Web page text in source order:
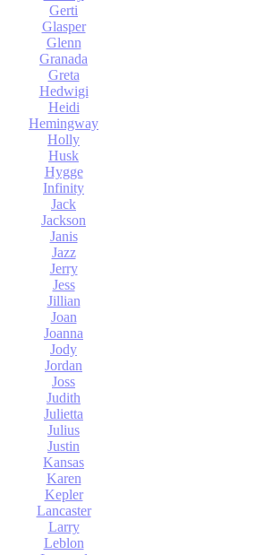
Gerti
Glasper
Glenn
Granada
Greta
Hedwigi
Heidi
Hemingway
Holly
Husk
Hygge
Infinity
Jack
Jackson
Janis
Jazz
Jerry
Jess
Jillian
Joan
Joanna
Jody
Jordan
Joss
Judith
Julietta
Julius
Justin
Kansas
Karen
Kepler
Lancaster
Larry
Leblon